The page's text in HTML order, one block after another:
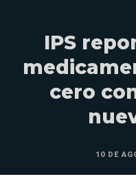
IPS
cero
10 DE